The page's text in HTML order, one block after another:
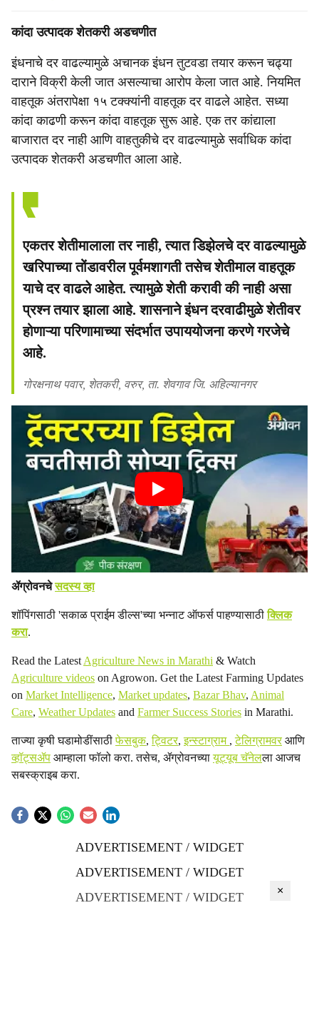
कांदा उत्पादक शेतकरी अडचणीत
इंधनाचे दर वाढल्यामुळे अचानक इंधन तुटवडा तयार करून चढ्या
दाराने विक्री केली जात असल्याचा आरोप केला जात आहे. नियमित
वाहतूक अंतरापेक्षा १५ टक्क्यांनी वाहतूक दर वाढले आहेत. सध्या
कांदा काढणी करून कांदा वाहतूक सुरू आहे. एक तर कांद्याला
बाजारात दर नाही आणि वाहतुकीचे दर वाढल्यामुळे सर्वाधिक कांदा
उत्पादक शेतकरी अडचणीत आला आहे.
एकतर शेतीमालाला तर नाही, त्यात डिझेलचे दर वाढल्यामुळे
खरिपाच्या तोंडावरील पूर्वमशागती तसेच शेतीमाल वाहतूक
याचे दर वाढले आहेत. त्यामुळे शेती करावी की नाही असा
प्रश्न तयार झाला आहे. शासनाने इंधन दरवाढीमुळे शेतीवर
होणाऱ्या परिणामाच्या संदर्भात उपाययोजना करणे गरजेचे
आहे.
गोरक्षनाथ पवार, शेतकरी, वरुर, ता. शेवगाव जि. अहिल्यानगर
ॲग्रोवनचेसदस्य व्हा
शॉपिंगसाठी 'सकाळ प्राईम डील्स'च्या भन्नाट ऑफर्स पाहण्यासाठीक्लिक
करा.
Read the Latest Agriculture News in Marathi & Watch
Agriculture videos on Agrowon. Get the Latest Farming Updates
on Market Intelligence, Market updates, Bazar Bhav, Animal
Care, Weather Updates and Farmer Success Stories in Marathi.
ताज्या कृषी घडामोडींसाठीफेसबुक,ट्विटर,इन्स्टाग्राम ,टेलिग्रामवरआणि
व्हॉट्सॲप आम्हाला फॉलो करा. तसेच, ॲग्रोवनच्यायूट्यूब चॅनेलला आजच
सबस्क्राइब करा.
ADVERTISEMENT / WIDGET
ADVERTISEMENT / WIDGET
ADVERTISEMENT / WIDGET
×